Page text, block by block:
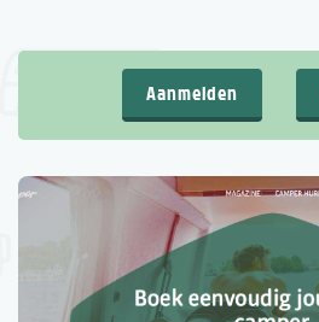
Aanmelden